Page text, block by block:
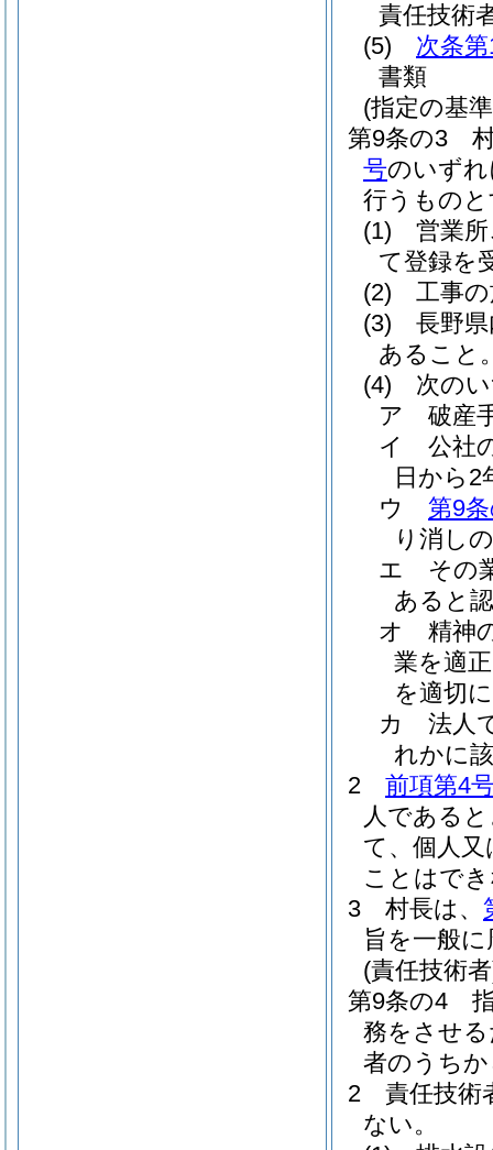
責任技術
(5)
次条
書類
(指定の基
第9条の3
号のいず
行うもの
(1)
営業
て登録を
(2)
工事
(3)
長野
あること
(4)
次の
ア
破産
イ
公社
日から2
ウ
第9
り消し
エ
その
あると
オ
精神
業を適
を適切
カ
法人
れかに
2
前項第4
人である
て、個人
ことはで
3
村長は、
旨を一般
(責任技術
第9条の4
務をさせ
者のうち
2
責任技術
ない。